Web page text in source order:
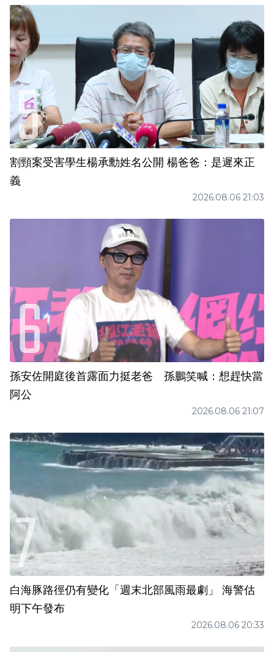
割頸案受害學生楊承勳姓名公開 楊爸爸：是遲來正
義
2026.08.06 21:03
孫安佐開庭後首露面力挺老爸 孫鵬笑喊：想趕快當
阿公
2026.08.06 21:07
白海豚路徑仍有變化「週末北部風雨最劇」 海警估
明下午發布
2026.08.06 20:33